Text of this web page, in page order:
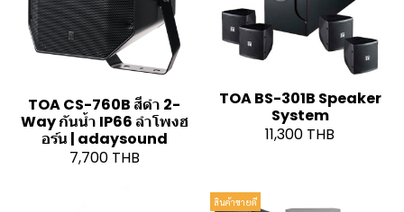
TOA CS-760B สีดำ 2-
Way กันน้ำ IP66 ลำโพงฮ
อร์น | adaysound
7,700 THB
TOA BS-301B Speaker
System
11,300 THB
สินค้าขายดี